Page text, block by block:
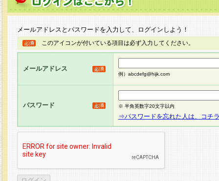
メールアドレスとパスワードを入力して、ログインしよう！
このアイコンが付いている項目は必ず入力してください。
メールアドレス
例）abcdefg@hijk.com
パスワード ※ 半角英数字20文字以内
⇒パスワードを忘れた人は、コチ